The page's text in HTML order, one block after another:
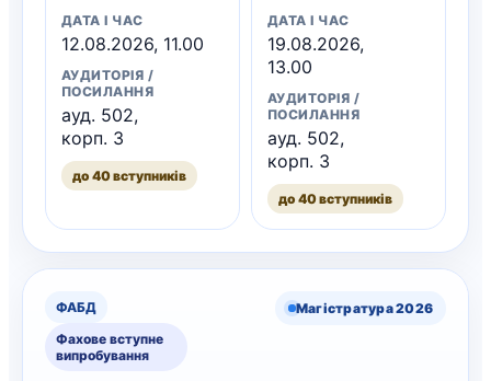
ДАТА І ЧАС
12.08.2026, 11.00
АУДИТОРІЯ /
ПОСИЛАННЯ
ауд. 502,
корп. 3
до 40 вступників
ДАТА І ЧАС
19.08.2026,
13.00
АУДИТОРІЯ /
ПОСИЛАННЯ
ауд. 502,
корп. 3
до 40 вступників
ФАБД
Фахове вступне
випробування
Магістратура 2026